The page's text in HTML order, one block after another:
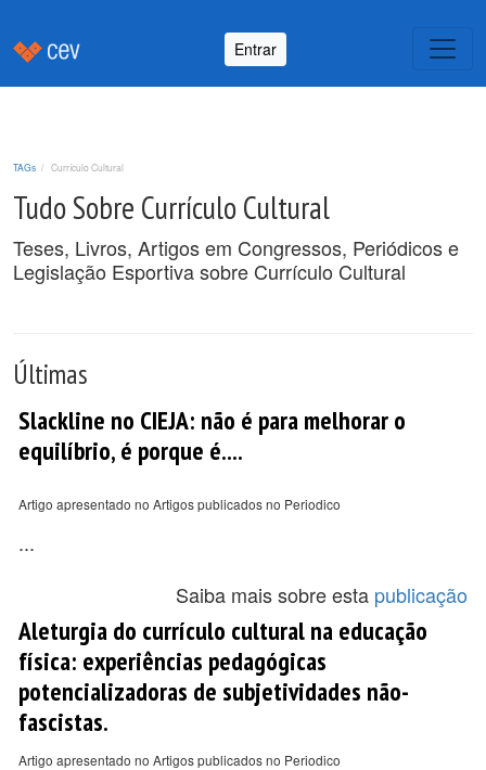
Entrar
TAGs Currículo Cultural
Tudo Sobre Currículo Cultural
Teses, Livros, Artigos em Congressos, Periódicos e
Legislação Esportiva sobre Currículo Cultural
Últimas
Slackline no CIEJA: não é para melhorar o
equilíbrio, é porque é....
Artigo apresentado no Artigos publicados no Periodico
...
Saiba mais sobre esta publicação
Aleturgia do currículo cultural na educação
física: experiências pedagógicas
potencializadoras de subjetividades não-
fascistas.
Artigo apresentado no Artigos publicados no Periodico